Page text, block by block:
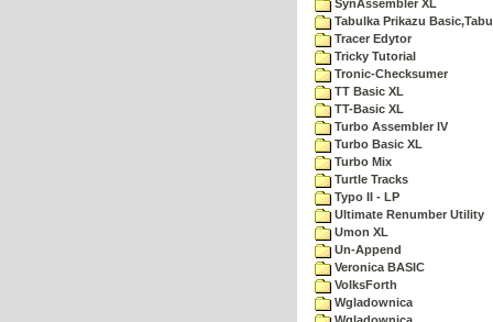
SynAssembler XL
Tabulka Prikazu
Tracer Edytor
Tricky Tutorial
Tronic-Checksumer
TT Basic XL
TT-Basic XL
Turbo Assembler IV
Turbo Basic XL
Turbo Mix
Turtle Tracks
Typo II - LP
Ultimate Renumber Utility
Umon XL
Un-Append
Veronica BASIC
VolksForth
Wgladownica